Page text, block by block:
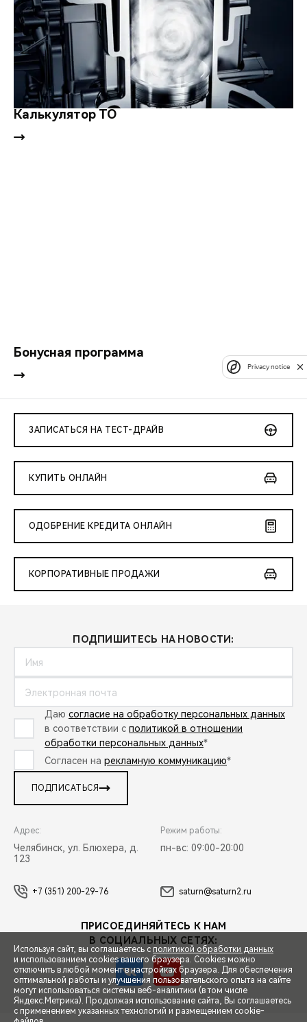
СПЕЦПРЕДЛОЖЕНИЯ
Калькулятор ТО
Бонусная программа
ЗАПИСАТЬСЯ НА ТЕСТ-ДРАЙВ
КУПИТЬ ОНЛАЙН
ОДОБРЕНИЕ КРЕДИТА ОНЛАЙН
КОРПОРАТИВНЫЕ ПРОДАЖИ
ПОДПИШИТЕСЬ НА НОВОСТИ:
Даю согласие на обработку персональных данных
в соответствии с политикой в отношении
обработки персональных данных*
Согласен на рекламную коммуникацию*
ПОДПИСАТЬСЯ
Адрес:
Челябинск, ул. Блюхера, д.
123
Режим работы:
пн-вс: 09:00-20:00
+7 (351) 200-29-76 saturn@saturn2.ru
ПРИСОЕДИНЯЙТЕСЬ К НАМ
В СОЦИАЛЬНЫХ СЕТЯХ:
Используя сайт, вы соглашаетесь с политикой обработки данных
и использованием cookies вашего браузера. Cookies можно
отключить в любой момент в настройках браузера. Для обеспечения
оптимальной работы и улучшения пользовательского опыта на сайте
могут использоваться системы веб-аналитики (в том числе
Яндекс.Метрика). Продолжая использование сайта, Вы соглашаетесь
с применением указанных технологий и размещением cookie-
Privacy notice